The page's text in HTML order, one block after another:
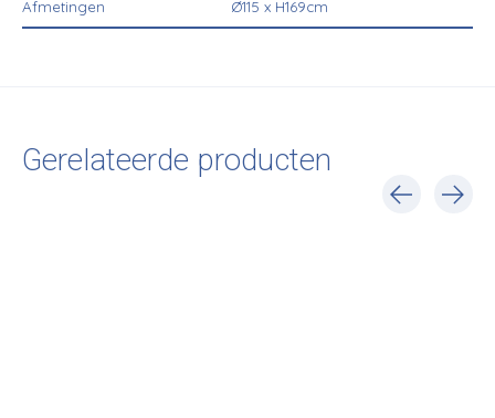
Afmetingen Ø115 x H169cm
Gerelateerde producten